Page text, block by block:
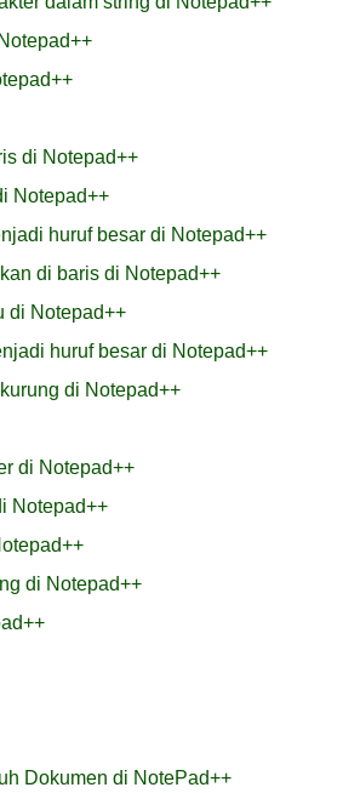
di Notepad++
Notepad++
huruf besar di Notepad++
di baris di Notepad++
di Notepad++
huruf besar di Notepad++
di Notepad++
di Notepad++
Notepad++
di Notepad++
Dokumen di NotePad++